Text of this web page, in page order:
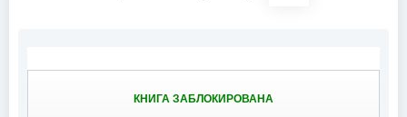
КНИГА ЗАБЛОКИРОВАНА